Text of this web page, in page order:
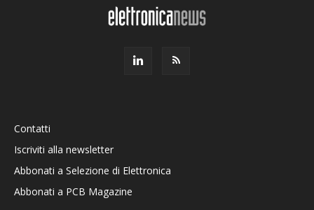
Contatti
Iscriviti alla newsletter
Abbonati a Selezione di Elettronica
Abbonati a PCB Magazine